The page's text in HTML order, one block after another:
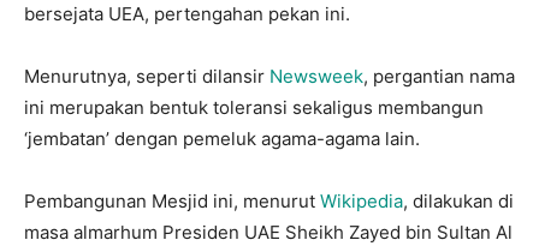
bersejata UEA, pertengahan pekan ini.
Menurutnya, seperti dilansir Newsweek, pergantian nama
ini merupakan bentuk toleransi sekaligus membangun
‘jembatan’ dengan pemeluk agama-agama lain.
Pembangunan Mesjid ini, menurut Wikipedia, dilakukan di
masa almarhum Presiden UAE Sheikh Zayed bin Sultan Al